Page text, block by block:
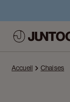
Accueil Chaises